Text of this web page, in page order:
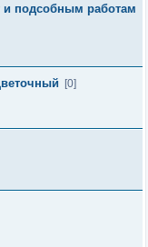
и подсобным работам
[0]